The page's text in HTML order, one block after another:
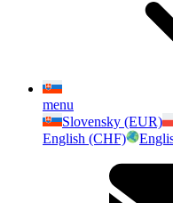
menu
Slovensky (EUR)
English (CHF)